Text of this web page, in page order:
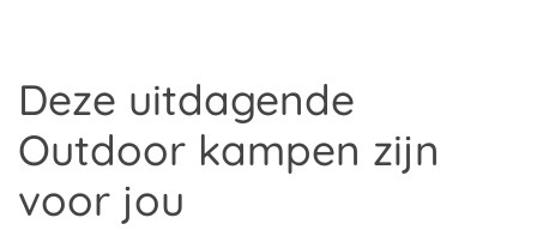
Deze uitdagende
Outdoor kampen zijn
voor jou